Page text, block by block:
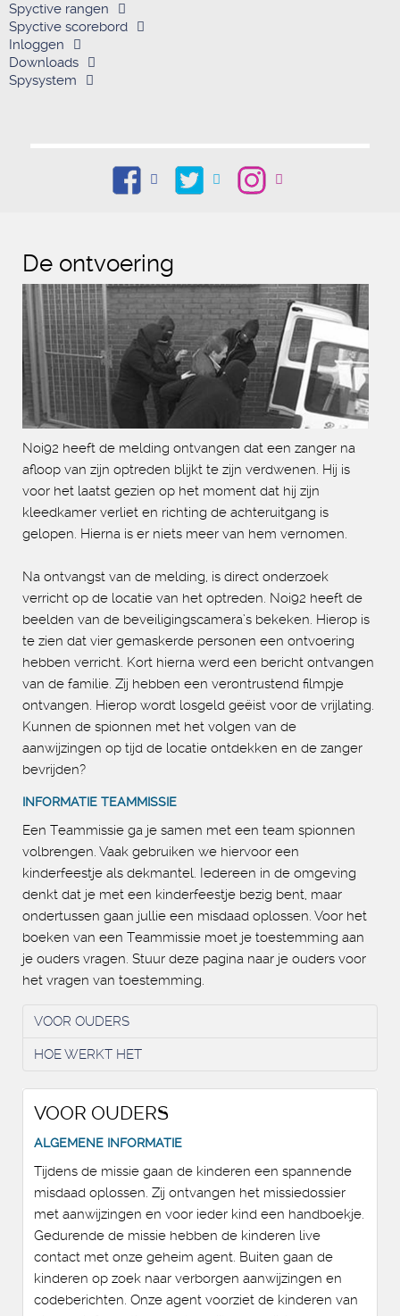
Spyctive rangen
Spyctive scorebord
Inloggen
Downloads
Spysystem
De ontvoering
Noi92 heeft de melding ontvangen dat een zanger na
afloop van zijn optreden blijkt te zijn verdwenen. Hij is
voor het laatst gezien op het moment dat hij zijn
kleedkamer verliet en richting de achteruitgang is
gelopen. Hierna is er niets meer van hem vernomen.
Na ontvangst van de melding, is direct onderzoek
verricht op de locatie van het optreden. Noi92 heeft de
beelden van de beveiligingscamera’s bekeken. Hierop is
te zien dat vier gemaskerde personen een ontvoering
hebben verricht. Kort hierna werd een bericht ontvangen
van de familie. Zij hebben een verontrustend filmpje
ontvangen. Hierop wordt losgeld geëist voor de vrijlating.
Kunnen de spionnen met het volgen van de
aanwijzingen op tijd de locatie ontdekken en de zanger
bevrijden?
INFORMATIE TEAMMISSIE
Een Teammissie ga je samen met een team spionnen
volbrengen. Vaak gebruiken we hiervoor een
kinderfeestje als dekmantel. Iedereen in de omgeving
denkt dat je met een kinderfeestje bezig bent, maar
ondertussen gaan jullie een misdaad oplossen. Voor het
boeken van een Teammissie moet je toestemming aan
je ouders vragen. Stuur deze pagina naar je ouders voor
het vragen van toestemming.
VOOR OUDERS
HOE WERKT HET
VOOR OUDERS
ALGEMENE INFORMATIE
Tijdens de missie gaan de kinderen een spannende
misdaad oplossen. Zij ontvangen het missiedossier
met aanwijzingen en voor ieder kind een handboekje.
Gedurende de missie hebben de kinderen live
contact met onze geheim agent. Buiten gaan de
kinderen op zoek naar verborgen aanwijzingen en
codeberichten. Onze agent voorziet de kinderen van